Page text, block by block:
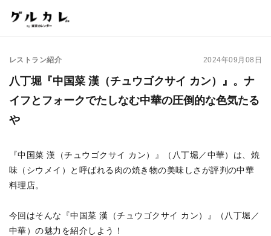
レストラン紹介 2024年09月08日
八丁堀『中国菜 漢（チュウゴクサイ カン）』。ナ
イフとフォークでたしなむ中華の圧倒的な色気たる
や
『中国菜 漢（チュウゴクサイ カン）』（八丁堀／中華）は、焼
味（シウメイ）と呼ばれる肉の焼き物の美味しさが評判の中華
料理店。
今回はそんな『中国菜 漢（チュウゴクサイ カン）』（八丁堀／
中華）の魅力を紹介しよう！